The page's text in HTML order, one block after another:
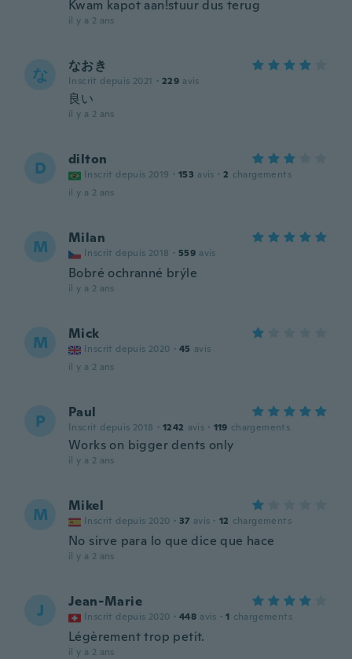
Kwam kapot aan!stuur dus terug
il y a 2 ans
な なおき
Inscrit depuis 2021 · 229 avis
良い
il y a 2 ans
D dilton
Inscrit depuis 2019 · 153 avis · 2 chargements
il y a 2 ans
M Milan
Inscrit depuis 2018 · 559 avis
Bobré ochranné brýle
il y a 2 ans
M Mick
Inscrit depuis 2020 · 45 avis
il y a 2 ans
P Paul
Inscrit depuis 2018 · 1242 avis · 119 chargements
Works on bigger dents only
il y a 2 ans
M Mikel
Inscrit depuis 2020 · 37 avis · 12 chargements
No sirve para lo que dice que hace
il y a 2 ans
J Jean-Marie
Inscrit depuis 2020 · 448 avis · 1 chargements
Légèrement trop petit.
il y a 2 ans